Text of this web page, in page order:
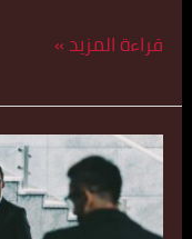
قراءة المزيد »
تكسي
سريع
في